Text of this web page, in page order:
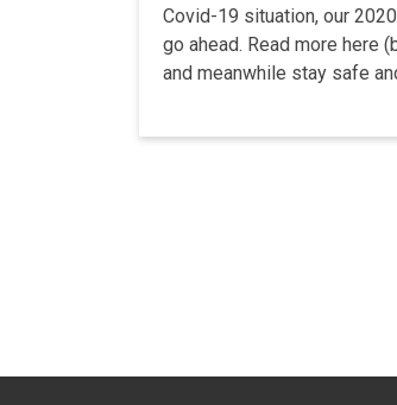
Covid-19 situation, our
go ahead. Read more here
and meanwhile stay safe